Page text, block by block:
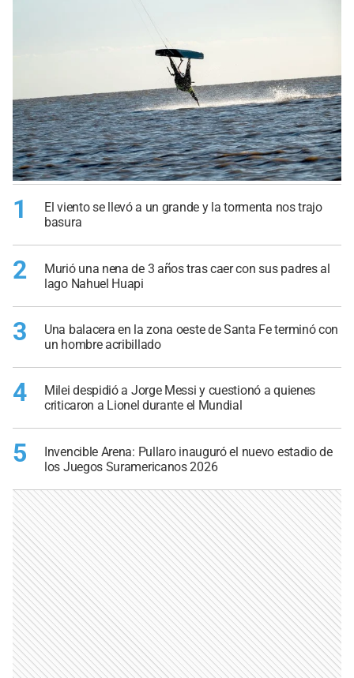
1
El viento se llevó a un grande y la tormenta nos trajo
basura
2
Murió una nena de 3 años tras caer con sus padres al
lago Nahuel Huapi
3
Una balacera en la zona oeste de Santa Fe terminó con
un hombre acribillado
4
Milei despidió a Jorge Messi y cuestionó a quienes
criticaron a Lionel durante el Mundial
5
Invencible Arena: Pullaro inauguró el nuevo estadio de
los Juegos Suramericanos 2026